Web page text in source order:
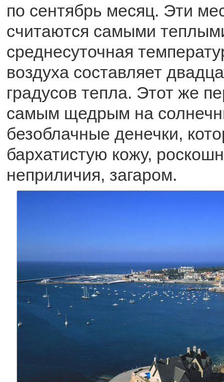
по сентябрь месяц. Эти
считаются самыми
среднесуточная
воздуха составляет
градусов тепла. Этот же
самым щедрым на
безоблачные денечки,
бархатистую кожу,
неприличия, загаром.